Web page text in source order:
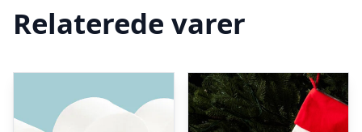
Relaterede varer